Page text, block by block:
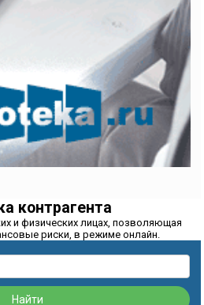
контрагента
и физических лицах, позволяющая
риски, в режиме онлайн.